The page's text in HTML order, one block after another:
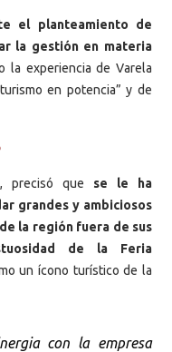
el planteamiento de
la gestión en materia
la experiencia de Varela
en potencia” y de
precisó que se le ha
grandes y ambiciosos
la región fuera de sus
de la Feria
un ícono turístico de la
con la empresa